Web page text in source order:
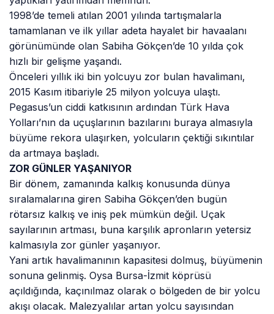
1998’de temeli atılan 2001 yılında tartışmalarla
tamamlanan ve ilk yıllar adeta hayalet bir havaalanı
görünümünde olan Sabiha Gökçen’de 10 yılda çok
hızlı bir gelişme yaşandı.
Önceleri yıllık iki bin yolcuyu zor bulan havalimanı,
2015 Kasım itibariyle 25 milyon yolcuya ulaştı.
Pegasus’un ciddi katkısının ardından Türk Hava
Yolları’nın da uçuşlarının bazılarını buraya almasıyla
büyüme rekora ulaşırken, yolcuların çektiği sıkıntılar
da artmaya başladı.
ZOR GÜNLER YAŞANIYOR
Bir dönem, zamanında kalkış konusunda dünya
sıralamalarına giren Sabiha Gökçen’den bugün
rötarsız kalkış ve iniş pek mümkün değil. Uçak
sayılarının artması, buna karşılık apronların yetersiz
kalmasıyla zor günler yaşanıyor.
Yani artık havalimanının kapasitesi dolmuş, büyümenin
sonuna gelinmiş. Oysa Bursa-İzmit köprüsü
açıldığında, kaçınılmaz olarak o bölgeden de bir yolcu
akışı olacak. Malezyalılar artan yolcu sayısından